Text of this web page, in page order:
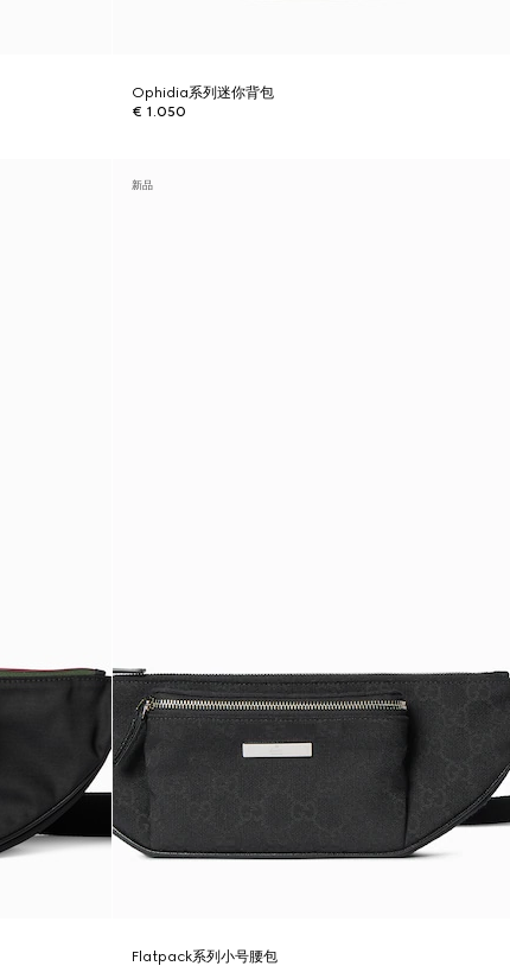
Ophidia系列迷你背包
€ 1.050
新品
Flatpack系列小号腰包